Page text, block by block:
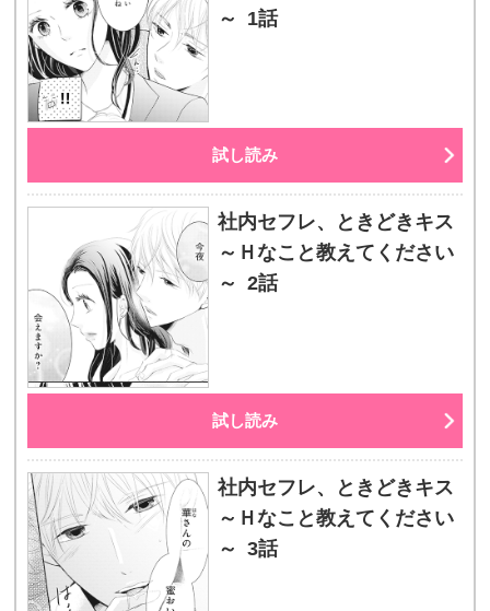
～ 1話
試し読み
社内セフレ、ときどきキス
～Ｈなこと教えてください
～ 2話
試し読み
社内セフレ、ときどきキス
～Ｈなこと教えてください
～ 3話